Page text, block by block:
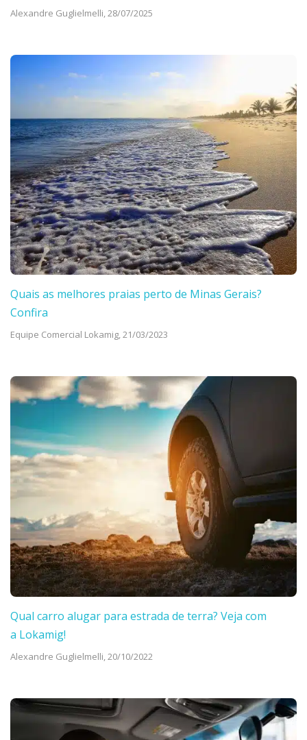
Alexandre Guglielmelli,28/07/2025
Quais as melhores praias perto de Minas Gerais?
Confira
Equipe Comercial Lokamig,21/03/2023
Qual carro alugar para estrada de terra? Veja com
a Lokamig!
Alexandre Guglielmelli,20/10/2022